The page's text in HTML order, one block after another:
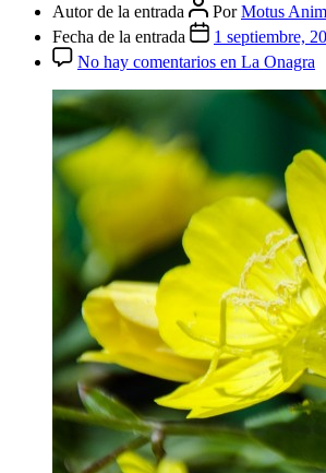
Autor de la entrada PorMotus
Fecha de la entrada
1 septiembre,
No hay comentarios en La Onagra